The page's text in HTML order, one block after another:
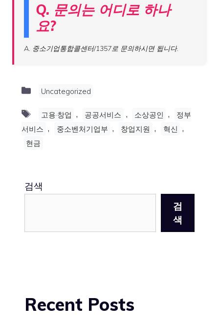
Q. 문의는 어디로 하나
요?
A. 중소기업통합콜센터/1357로 문의하시면 됩니다.
Categories
Uncategorized
Tags
고용·창업 , 공공서비스 , 소상공인 ,
정부
서비스 , 중소벤처기업부 , 창업지원 , 혁신 ,
현금
검색
검
색
Recent Posts